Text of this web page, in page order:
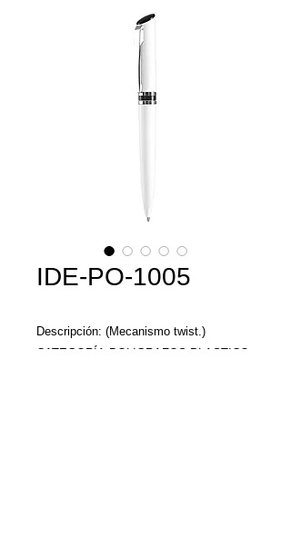
IDE-PO-1005
Descripción: (Mecanismo twist.)
CATEGORÍA:BOLIGRAFOS PLASTICO